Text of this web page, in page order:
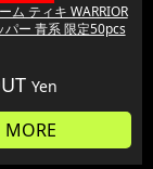
ム ティキ WARRIOR
パー 青系 限定50pcs
Yen
MORE